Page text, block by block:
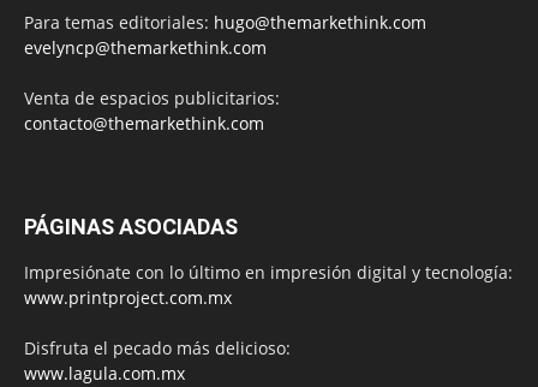
Para temas editoriales: hugo@themarkethink.com
evelyncp@themarkethink.com
Venta de espacios publicitarios:
contacto@themarkethink.com
PÁGINAS ASOCIADAS
Impresiónate con lo último en impresión digital y tecnología:
www.printproject.com.mx
Disfruta el pecado más delicioso:
www.lagula.com.mx